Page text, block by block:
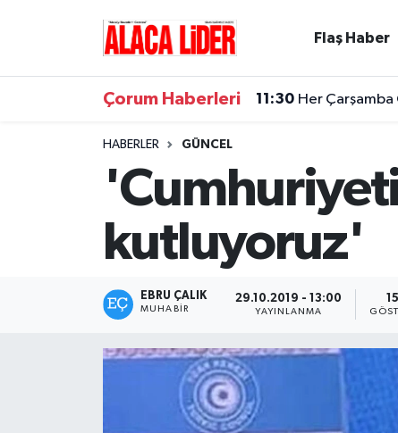
Flaş Haber
Çorum Haberleri 11:30 Her Çarşamba
HABERLER GÜNCEL
kutluyoruz'
EBRU ÇALIK
MUHABIR
29.10.2019 - 13:00
YAYINLANMA
Çorum Trafik Yoğunluk Haritası
Süper Lig Puan Durumu ve Fikstür
Tüm Manşetler